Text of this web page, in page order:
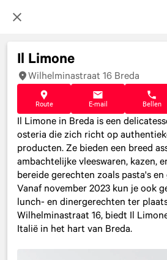
Il Limone
Wilhelminastraat 16 Breda
Route E-mail Bellen
Il Limone in Breda is een
osteria die zich richt op
producten. Ze bieden een breed
ambachtelijke vleeswaren, kazen,
bereide gerechten zoals pasta's
Vanaf november 2023 kun je ook
lunch- en dinergerechten ter
Wilhelminastraat 16, biedt Il
Italië in het hart van Breda.